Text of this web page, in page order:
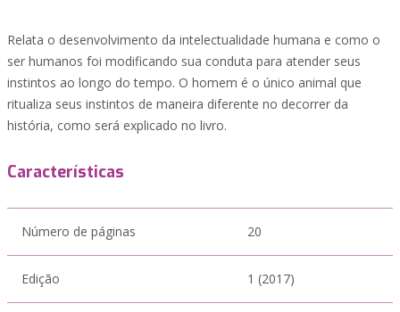
Relata o desenvolvimento da intelectualidade humana e como o
ser humanos foi modificando sua conduta para atender seus
instintos ao longo do tempo. O homem é o único animal que
ritualiza seus instintos de maneira diferente no decorrer da
história, como será explicado no livro.
Características
Número de páginas 20
Edição 1 (2017)